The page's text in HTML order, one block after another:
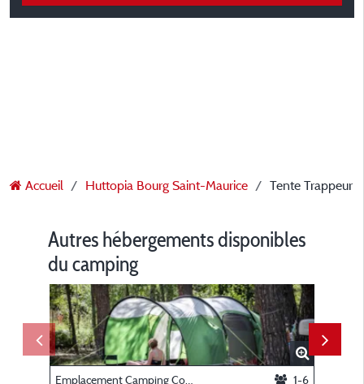
Accueil Huttopia Bourg Saint-Maurice Tente Trappeur
Autres hébergements disponibles
du camping
1-6